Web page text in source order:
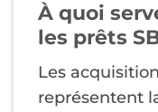
À quoi
les prêts
Les
représentent